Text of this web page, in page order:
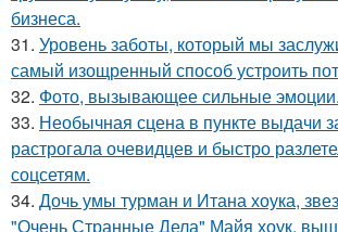
бизнеса.
31. Уровень заботы, который мы
самый изощренный способ устроить
32. Фото, вызывающее сильные эмоции.
33. Необычная сцена в пункте выдачи
растрогала очевидцев и быстро
соцсетям.
34. Дочь умы турман и Итана хоука,
"Очень Странные Дела" Майя хоук,